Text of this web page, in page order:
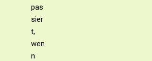
pas
sier
t,
wen
n